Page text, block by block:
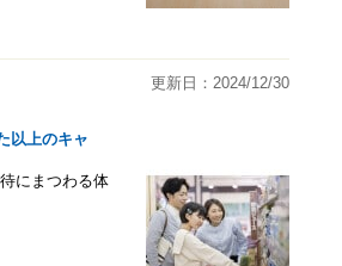
以上のキャ
更新日：2024/12/30
にまつわる体